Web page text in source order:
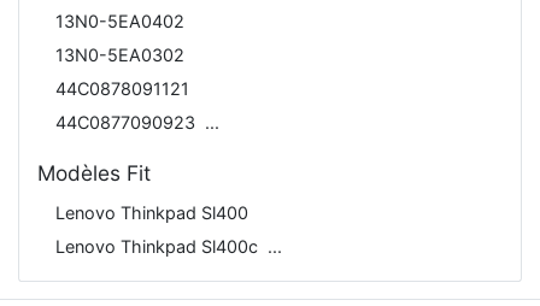
13N0-5EA0402
13N0-5EA0302
44C0878091121
44C0877090923
Modèles Fit
Lenovo Thinkpad Sl400
Lenovo Thinkpad Sl400c